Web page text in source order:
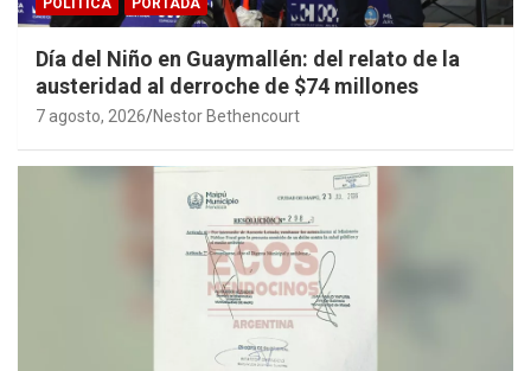
POLÍTICA PORTADA
Día del Niño en Guaymallén: del relato de la
austeridad al derroche de $74 millones
7 agosto, 2026 Nestor Bethencourt